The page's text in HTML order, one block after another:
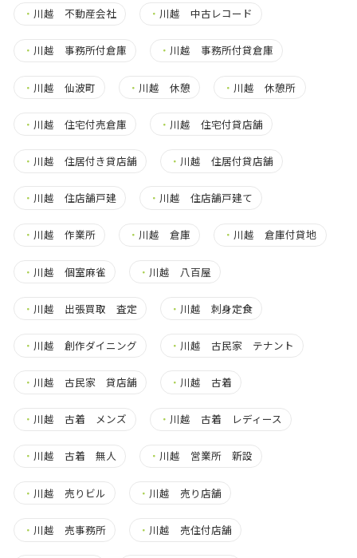
・ 川越 不動産会社 ・ 川越 中古レコード
・ 川越 事務所付倉庫 ・ 川越 事務所付貸倉庫
・ 川越 仙波町 ・ 川越 休憩 ・ 川越 休憩所
・ 川越 住宅付売倉庫 ・ 川越 住宅付貸店舗
・ 川越 住居付き貸店舗 ・ 川越 住居付貸店舗
・ 川越 住店舗戸建 ・ 川越 住店舗戸建て
・ 川越 作業所 ・ 川越 倉庫 ・ 川越 倉庫付貸地
・ 川越 個室麻雀 ・ 川越 八百屋
・ 川越 出張買取 査定 ・ 川越 刺身定食
・ 川越 創作ダイニング ・ 川越 古民家 テナント
・ 川越 古民家 貸店舗 ・ 川越 古着
・ 川越 古着 メンズ ・ 川越 古着 レディース
・ 川越 古着 無人 ・ 川越 営業所 新設
・ 川越 売りビル ・ 川越 売り店舗
・ 川越 売事務所 ・ 川越 売住付店舗